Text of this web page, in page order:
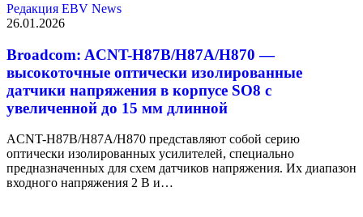
Редакция EBV News
26.01.2026
Broadcom: ACNT-H87B/H87A/H870 —
высокоточные оптически изолированные
датчики напряжения в корпусе SO8 с
увеличенной до 15 мм длинной
ACNT-H87B/H87A/H870 представляют собой серию
оптически изолированных усилителей, специально
предназначенных для схем датчиков напряжения. Их диапазон
входного напряжения 2 В и…